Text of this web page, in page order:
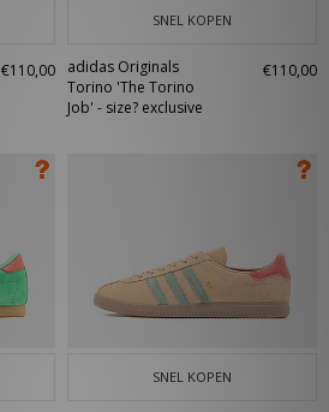
€110,00
SNEL KOPEN
adidas Originals
Torino 'The Torino
Job' - size? exclusive
€110,00
SNEL KOPEN